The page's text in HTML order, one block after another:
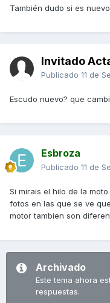
También dudo si es
Invitado
Publicado 11 de
Escudo nuevo? que
Esbroza
Publicado 11 de
Si mirais el hilo de la
fotos en las que se ve
motor tambien son
Archivado
Este tema ahora
respuestas.